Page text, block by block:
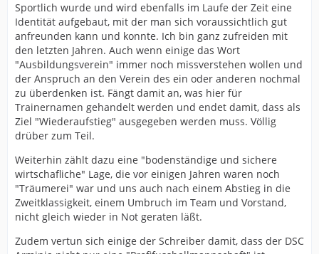
Sportlich wurde und wird ebenfalls im Laufe der Zeit eine
Identität aufgebaut, mit der man sich voraussichtlich gut
anfreunden kann und konnte. Ich bin ganz zufreiden mit
den letzten Jahren. Auch wenn einige das Wort
"Ausbildungsverein" immer noch missverstehen wollen und
der Anspruch an den Verein des ein oder anderen nochmal
zu überdenken ist. Fängt damit an, was hier für
Trainernamen gehandelt werden und endet damit, dass als
Ziel "Wiederaufstieg" ausgegeben werden muss. Völlig
drüber zum Teil.
Weiterhin zählt dazu eine "bodenständige und sichere
wirtschafliche" Lage, die vor einigen Jahren waren noch
"Träumerei" war und uns auch nach einem Abstieg in die
Zweitklassigkeit, einem Umbruch im Team und Vorstand,
nicht gleich wieder in Not geraten läßt.
Zudem vertun sich einige der Schreiber damit, dass der DSC